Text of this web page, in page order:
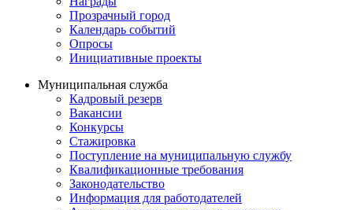
Прозрачный город
Календарь событий
Опросы
Инициативные проекты
Муниципальная служба
Кадровый резерв
Вакансии
Конкурсы
Стажировка
Поступление на муниципальную службу
Квалификационные требования
Законодательство
Информация для работодателей